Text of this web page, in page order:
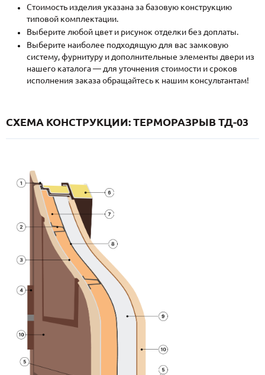
Каталог Как купить
Записаться на замер
Стоимость изделия указана за базовую конструкцию
типовой комплектации.
Выберите любой цвет и рисунок отделки без доплаты.
Выберите наиболее подходящую для вас замковую
систему, фурнитуру и дополнительные элементы двери из
нашего каталога — для уточнения стоимости и сроков
исполнения заказа обращайтесь к нашим консультантам!
СХЕМА КОНСТРУКЦИИ: ТЕРМОРАЗРЫВ ТД-03